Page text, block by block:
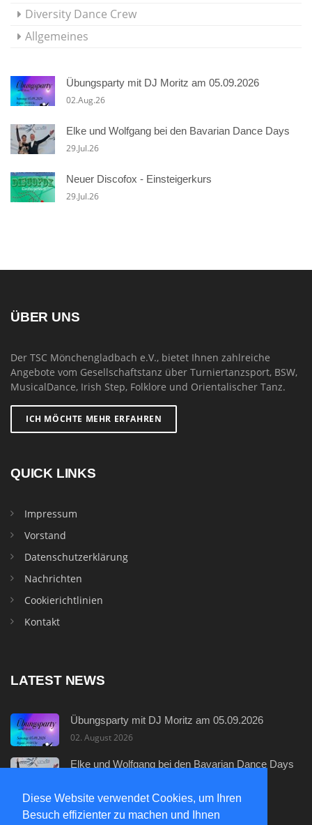
Diese Website verwendet Cookies, um Ihren
Besuch effizienter zu machen und Ihnen
Diversity Dance Crew
Allgemeines
Übungsparty mit DJ Moritz am 05.09.2026
02.Aug.26
Elke und Wolfgang bei den Bavarian Dance Days
29.Jul.26
Neuer Discofox - Einsteigerkurs
29.Jul.26
ÜBER UNS
Der TSC Mönchengladbach e.V., bietet Ihnen zahlreiche
Angebote vom Gesellschaftstanz über Turniertanzsport, BSW,
MusicalDance, Irish Step, Folklore und Orientalischer Tanz.
ICH MÖCHTE MEHR ERFAHREN
QUICK LINKS
Impressum
Vorstand
Datenschutzerklärung
Nachrichten
Cookierichtlinien
Kontakt
LATEST NEWS
Übungsparty mit DJ Moritz am 05.09.2026
02. August 2026
Elke und Wolfgang bei den Bavarian Dance Days
Neuer Discofox - Einsteigerkurs